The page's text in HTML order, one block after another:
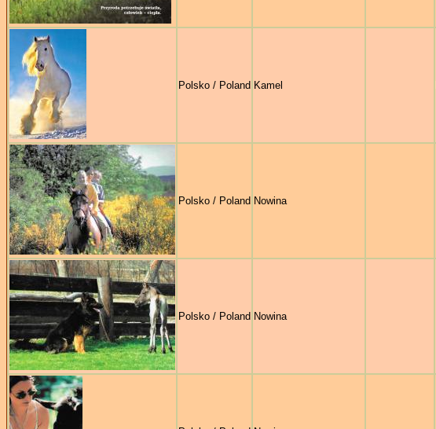
Polsko / Poland Kamel
Polsko / Poland Nowina
Polsko / Poland Nowina